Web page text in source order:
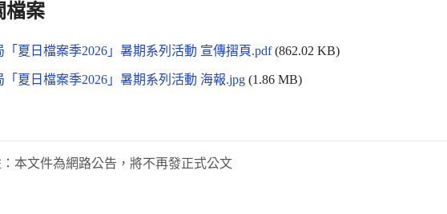
檔案
夏日檔案季2026」暑期系列活動 宣傳摺頁.pdf(862.02 KB)
夏日檔案季2026」暑期系列活動 海報.jpg (1.86 MB)
本文件為網路公告，將不再發正式公文